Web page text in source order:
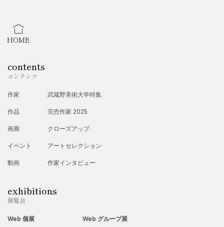
HOME
contents
コンテンツ
作家
作品
画廊
イベント
動画
武蔵野美術大学特集
完売作家 2025
クローズアップ
アートセレクション
作家インタビュー
exhibitions
展覧会
Web 個展
Web グループ展